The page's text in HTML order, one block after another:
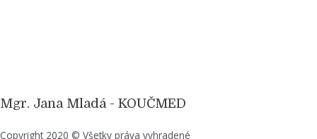
Mgr. Jana Mladá - KOUČMED
Copyright 2020 © Všetky práva vyhradené